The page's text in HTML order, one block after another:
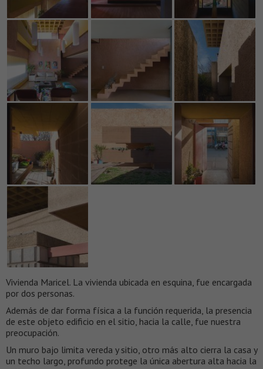
Vivienda Maricel. La vivienda ubicada en esquina, fue encargada
por dos personas.
Además de dar forma física a la función requerida, la presencia
de este objeto edificio en el sitio, hacia la calle, fue nuestra
preocupación.
Un muro bajo limita vereda y sitio, otro más alto cierra la casa y
un techo largo, profundo protege la única abertura alta hacia la